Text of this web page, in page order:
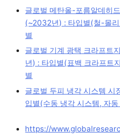
글로벌 메탄올-포름알데히
(~2032년) : 타입별(철-몰
별
글로벌 기계 광택 크라프트
년) : 타입별(표백 크라프트
별
글로벌 두피 냉각 시스템
입별(수동 냉각 시스템, 자
https://